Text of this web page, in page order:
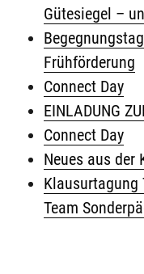
Gütesiegel –
Frühförderung
Connect Day
EINLADUNG
Connect Day
Neues aus der
Klausurtagung
Team